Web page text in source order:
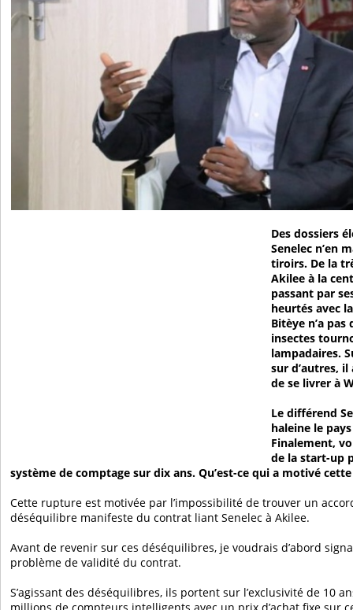
Des dossiers
Senelec n’en
tiroirs. De la
Akilee à la
passant par
heurtés avec
Bitèye n’a
insectes
lampadaires.
sur d’autres,
de se livrer à
Le différend
haleine le
Finalement,
de la start-up
système de comptage sur dix ans. Qu’est-ce qui a motivé
Cette rupture est motivée par l’impossibilité de trouver un
déséquilibre manifeste du contrat liant Senelec à Akilee.
Avant de revenir sur ces déséquilibres, je voudrais d’abord
problème de validité du contrat.
S’agissant des déséquilibres, ils portent sur l’exclusivité de 10